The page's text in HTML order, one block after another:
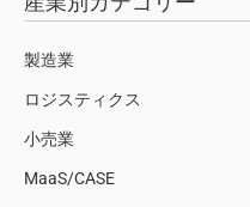
製造業
ロジスティクス
小売業
MaaS/CASE